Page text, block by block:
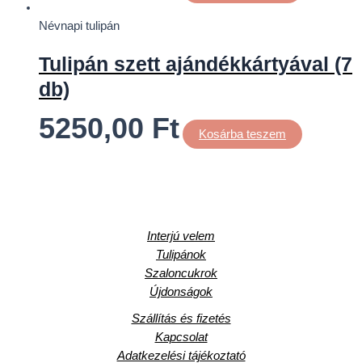
Névnapi tulipán
Tulipán szett ajándékkártyával (7
db)
5250,00 Ft Kosárba teszem
Interjú velem
Tulipánok
Szaloncukrok
Újdonságok
Szállítás és fizetés
Kapcsolat
Adatkezelési tájékoztató